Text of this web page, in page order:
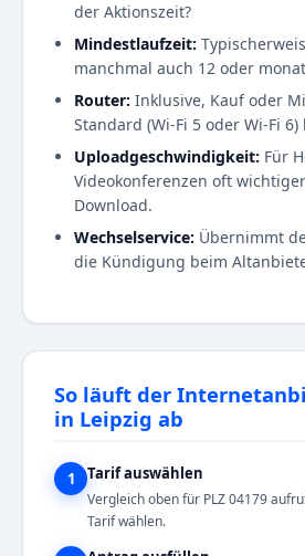
der Aktionszeit?
Mindestlaufzeit:
manchmal auch 12 oder
Router: Inklusive, Kauf oder
Standard (Wi-Fi 5 oder Wi-Fi 6)
Uploadgeschwindigkeit: Für
Videokonferenzen oft
Download.
Wechselservice: Übernimmt
die Kündigung beim
So läuft der
in Leipzig ab
1 Tarif auswählen
Vergleich oben für PLZ 04179
Tarif wählen.